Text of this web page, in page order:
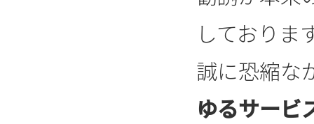
しておりま
誠に恐縮な
ゆるサービ